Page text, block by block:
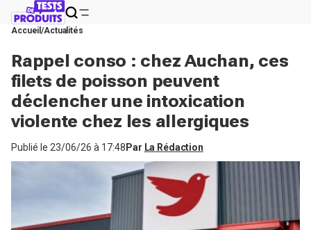
Accueil Actualités
Rappel conso : chez Auchan, ces
filets de poisson peuvent
déclencher une intoxication
violente chez les allergiques
Publié le 23/06/26 à 17:48 Par La Rédaction